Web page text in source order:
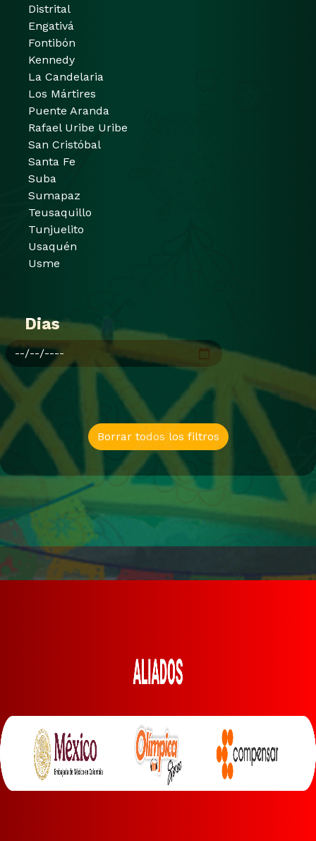
Distrital
Engativá
Fontibón
Kennedy
La Candelaria
Los Mártires
Puente Aranda
Rafael Uribe Uribe
San Cristóbal
Santa Fe
Suba
Sumapaz
Teusaquillo
Tunjuelito
Usaquén
Usme
Dias
Borrar todos los filtros